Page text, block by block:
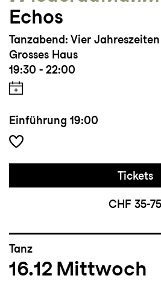
Echos
Tanzabend: Vier
Grosses Haus
19:30 - 22:00
Einführung 19:00
Tickets
CHF 35-75
Tanz
16.12 Mittwoch